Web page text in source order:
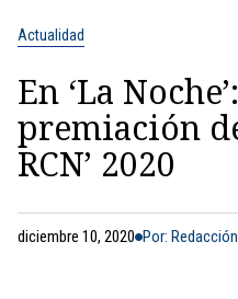
Actualidad
En ‘La
premiación
RCN’ 2020
diciembre 10, 2020 Por: